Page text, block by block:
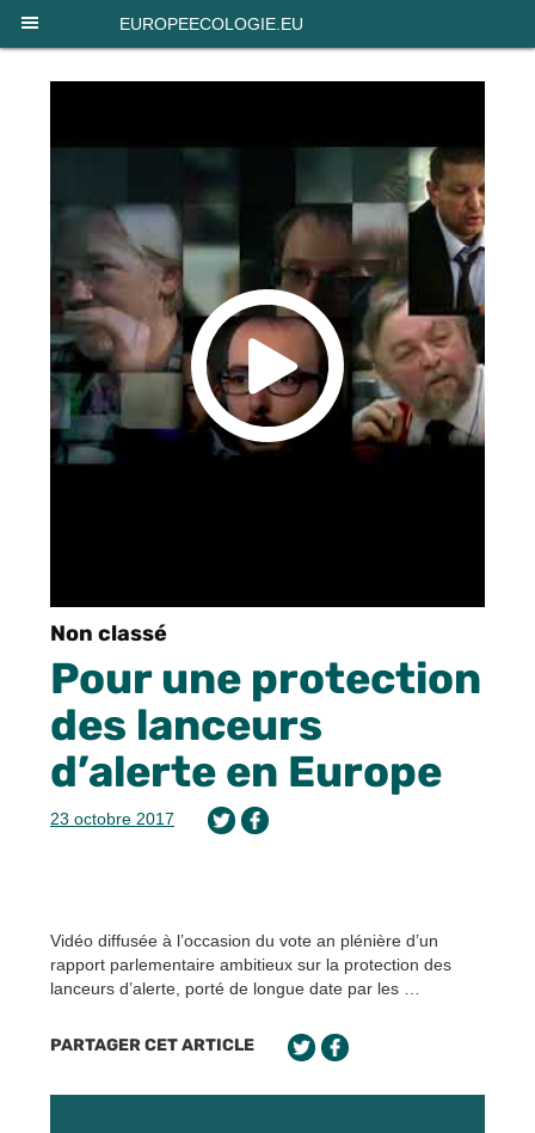
EUROPEECOLOGIE.EU
Non classé
Pour une protection
des lanceurs
d’alerte en Europe
23 octobre 2017
Vidéo diffusée à l’occasion du vote an plénière d’un
rapport parlementaire ambitieux sur la protection des
lanceurs d’alerte, porté de longue date par les …
PARTAGER CET ARTICLE